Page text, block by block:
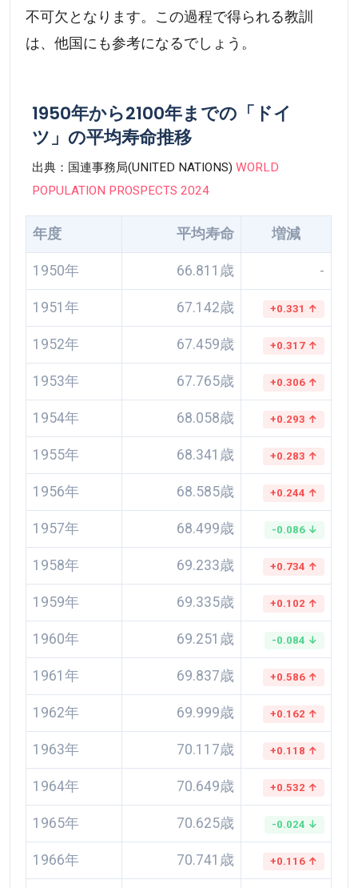
不可欠となります。この過程で得られる教訓
は、他国にも参考になるでしょう。
1950年から2100年までの「ドイ
ツ」の平均寿命推移
出典：国連事務局(UNITED NATIONS)WORLD
POPULATION PROSPECTS 2024
年度 平均寿命 増減
1950年 66.811歳 -
1951年 67.142歳 +0.331 ↑
1952年 67.459歳 +0.317 ↑
1953年 67.765歳 +0.306 ↑
1954年 68.058歳 +0.293 ↑
1955年 68.341歳 +0.283 ↑
1956年 68.585歳 +0.244 ↑
1957年 68.499歳 -0.086 ↓
1958年 69.233歳 +0.734 ↑
1959年 69.335歳 +0.102 ↑
1960年 69.251歳 -0.084 ↓
1961年 69.837歳 +0.586 ↑
1962年 69.999歳 +0.162 ↑
1963年 70.117歳 +0.118 ↑
1964年 70.649歳 +0.532 ↑
1965年 70.625歳 -0.024 ↓
1966年 70.741歳 +0.116 ↑